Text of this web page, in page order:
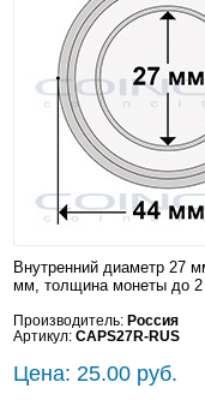
Внутренний диаметр 27
мм, толщина монеты до
Производитель: Россия
Артикул:CAPS27R-RUS
Цена: 25.00 руб.